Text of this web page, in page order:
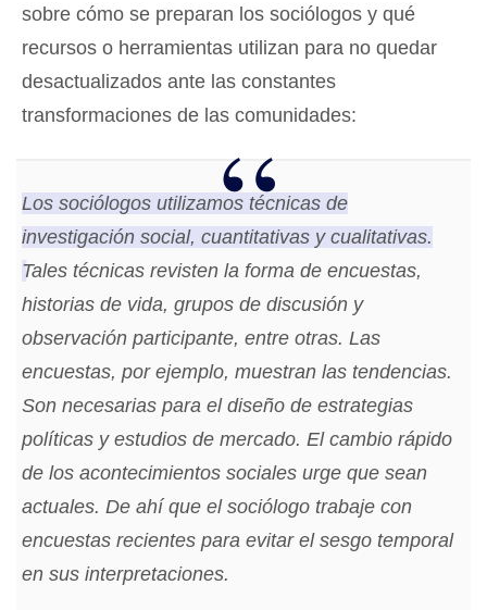
sobre cómo se preparan los sociólogos y qué
recursos o herramientas utilizan para no quedar
desactualizados ante las constantes
transformaciones de las comunidades:
Los sociólogos utilizamos técnicas de
investigación social, cuantitativas y cualitativas.
Tales técnicas revisten la forma de encuestas,
historias de vida, grupos de discusión y
observación participante, entre otras. Las
encuestas, por ejemplo, muestran las tendencias.
Son necesarias para el diseño de estrategias
políticas y estudios de mercado. El cambio rápido
de los acontecimientos sociales urge que sean
actuales. De ahí que el sociólogo trabaje con
encuestas recientes para evitar el sesgo temporal
en sus interpretaciones.